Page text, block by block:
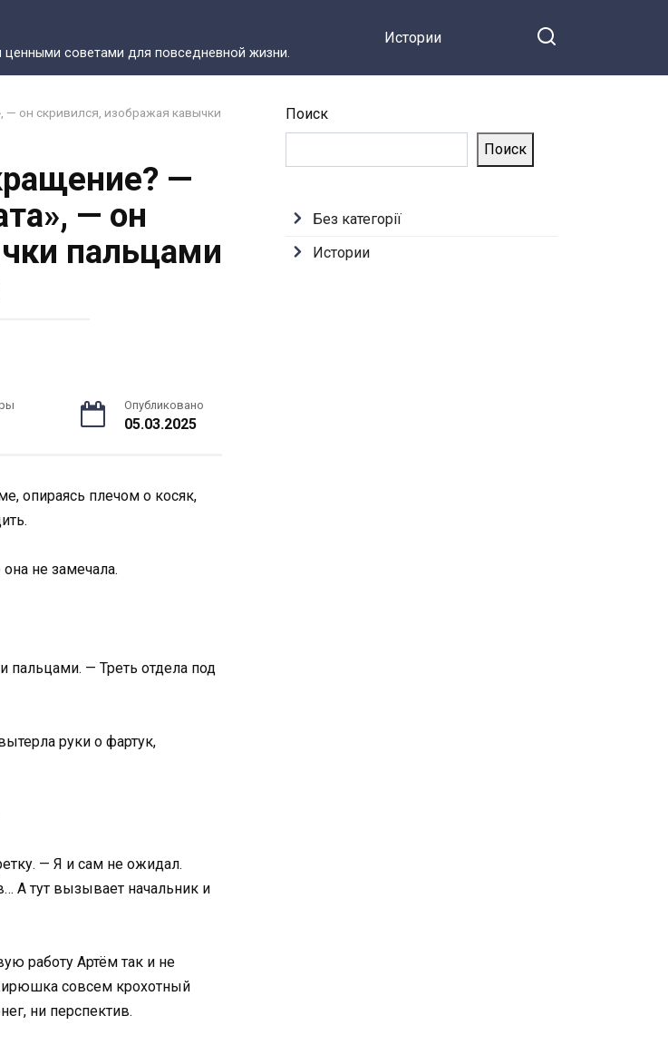
советами для повседневной жизни.
Истории
— он скривился, изображая кавычки
—
— он
пальцами
Опубликовано
05.03.2025
опираясь плечом о косяк,
не замечала.
пальцами. — Треть отдела под
руки о фартук,
— Я и сам не ожидал.
А тут вызывает начальник и
работу Артём так и не
совсем крохотный
ни перспектив.
Поиск
Поиск
Без категорії
Истории